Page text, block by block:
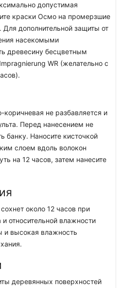
допустимая
краски Осмо на промерзшие
дополнительной защиты от
насекомыми
древесину бесцветным
WR (желательно с
коричневая не разбавляется и
Перед нанесением не
банку. Наносите кисточкой
слоем вдоль волокон
на 12 часов, затем нанесите
около 12 часов при
относительной влажности
и высокая влажность
деревянных поверхностей